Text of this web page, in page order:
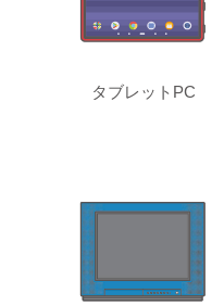
タブレットPC